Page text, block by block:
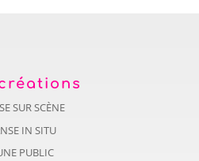
SUR SCÈNE
IN SITU
PUBLIC